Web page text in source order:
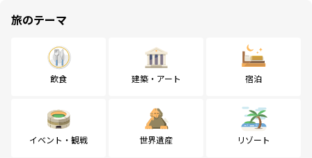
旅のテーマ
飲食 建築・アート 宿泊
イベント・観戦 世界遺産 リゾート